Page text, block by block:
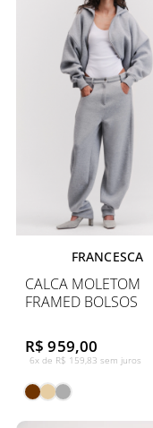
FRANCESCA
CALCA MOLETOM
FRAMED BOLSOS
R$ 959,00
6x de R$ 159,83 sem juros